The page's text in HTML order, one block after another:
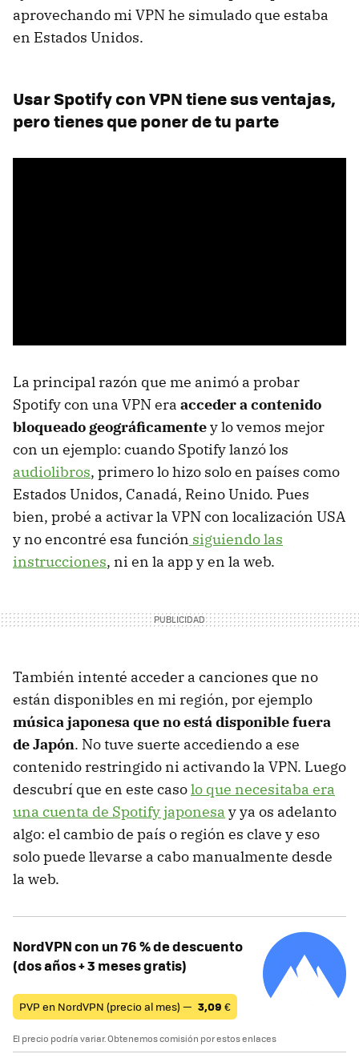
aprovechando mi VPN he simulado que estaba
en Estados Unidos.
Usar Spotify con VPN tiene sus ventajas,
pero tienes que poner de tu parte
La principal razón que me animó a probar
Spotify con una VPN era acceder a contenido
bloqueado geográficamentey lo vemos mejor
con un ejemplo: cuando Spotify lanzó los
audiolibros, primero lo hizo solo en países como
Estados Unidos, Canadá, Reino Unido. Pues
bien, probé a activar la VPN con localización USA
y no encontré esa función siguiendo las
instrucciones, ni en la app y en la web.
También intenté acceder a canciones que no
están disponibles en mi región, por ejemplo
música japonesa que no está disponible fuera
de Japón. No tuve suerte accediendo a ese
contenido restringido ni activando la VPN. Luego
descubrí que en este casolo que necesitaba era
una cuenta de Spotify japonesa y ya os adelanto
algo: el cambio de país o región es clave y eso
solo puede llevarse a cabo manualmente desde
la web.
NordVPN con un 76 % de descuento
(dos años + 3 meses gratis)
PVP en NordVPN (precio al mes) — 3,09 €
El precio podría variar. Obtenemos comisión por estos enlaces